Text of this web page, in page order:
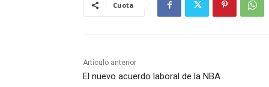
Cuota
Artículo anterior
El nuevo acuerdo laboral de la NBA